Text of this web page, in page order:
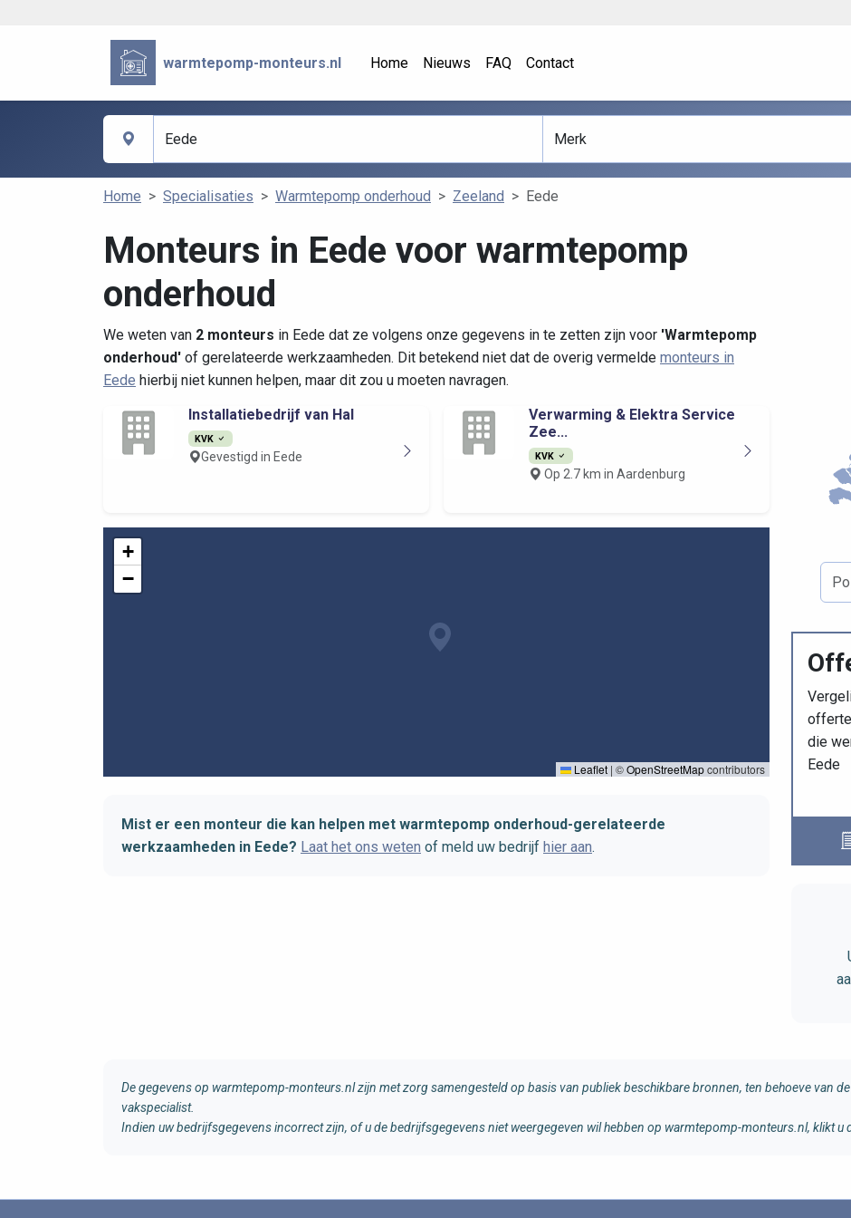
warmtepomp-monteurs.nl Home Nieuws FAQ Contact
Home Specialisaties Warmtepomp onderhoud Zeeland Eede
Monteurs in Eede voor warmtepomp
onderhoud
We weten van 2 monteurs in Eede dat ze volgens onze gegevens in te zetten zijn voor 'Warmtepomp
onderhoud' of gerelateerde werkzaamheden. Dit betekend niet dat de overig vermelde monteurs in
Eede hierbij niet kunnen helpen, maar dit zou u moeten navragen.
Installatiebedrijf van Hal
KVK
Gevestigd in Eede
Verwarming & Elektra Service
Zee...
KVK
Op 2.7 km in Aardenburg
+
−
Leaflet | ©OpenStreetMapcontributors
Mist er een monteur die kan helpen met warmtepomp onderhoud-gerelateerde
werkzaamheden in Eede? Laat het ons weten of meld uw bedrijf hier aan.
die
Eede
De gegevens op warmtepomp-monteurs.nl zijn met zorg samengesteld op basis van publiek beschikbare bronnen, ten behoeve van
vakspecialist.
Indien uw bedrijfsgegevens incorrect zijn, of u de bedrijfsgegevens niet weergegeven wil hebben op warmtepomp-monteurs.nl, klikt u